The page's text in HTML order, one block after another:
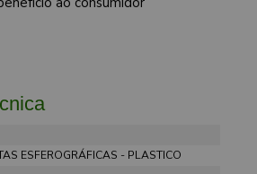
ESFEROGRÁFICAS - PLASTICO